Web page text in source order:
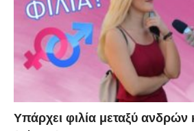
Υπάρχει φιλία μεταξύ ανδρών